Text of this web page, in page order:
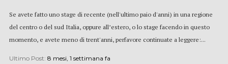
Se avete fatto uno stage di recente (nell'ultimo paio d'anni) in una regione
del centro o del sud Italia, oppure all’estero, o lo stage facendo in questo
momento, e avete meno di trent'anni, perfavore continuate a leggere:...
Ultimo Post: 8 mesi, 1 settimana fa